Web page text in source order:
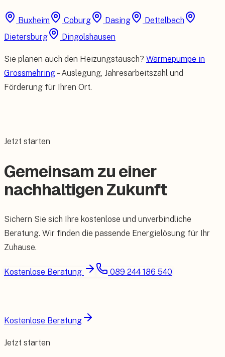
Buxheim Coburg Dasing
Dettelbach
Dietersburg
Dingolshausen
Sie planen auch den Heizungstausch? Wärmepumpe in
Grossmehring– Auslegung, Jahresarbeitszahl und
Förderung für Ihren Ort.
Jetzt starten
Gemeinsam zu einer
nachhaltigen Zukunft
Sichern Sie sich Ihre kostenlose und unverbindliche
Beratung. Wir finden die passende Energielösung für Ihr
Zuhause.
Kostenlose Beratung 089 244 186 540
Kostenlose Beratung
Jetzt starten